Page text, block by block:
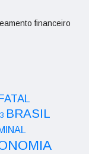
financeiro
BRASIL